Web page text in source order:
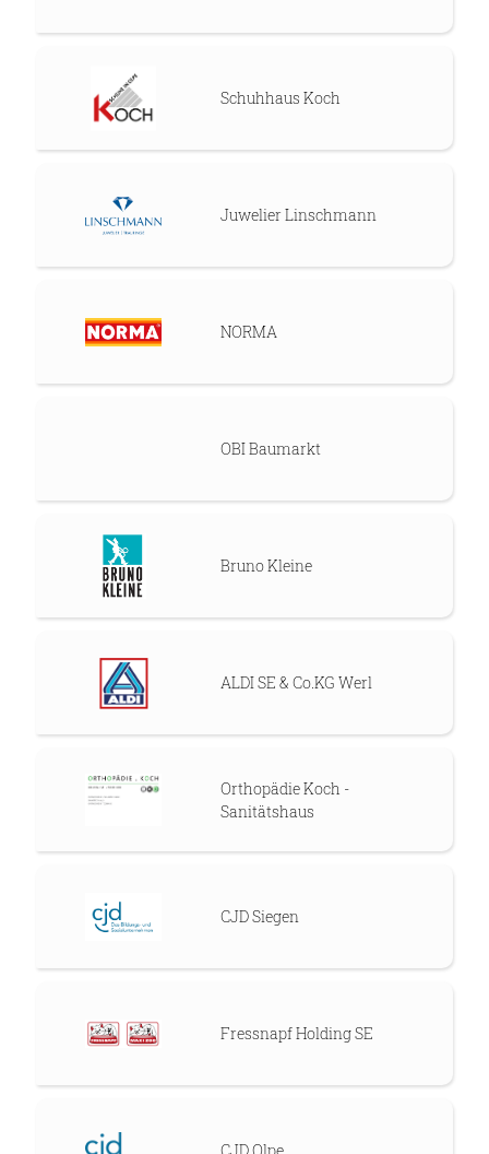
Schuhhaus Koch
Juwelier Linschmann
NORMA
OBI Baumarkt
Bruno Kleine
ALDI SE & Co.KG Werl
Orthopädie Koch -
Sanitätshaus
CJD Siegen
Fressnapf Holding SE